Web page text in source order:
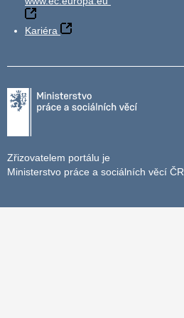
Kariéra
Zřizovatelem portálu je
Ministerstvo práce a sociálních věcí ČR